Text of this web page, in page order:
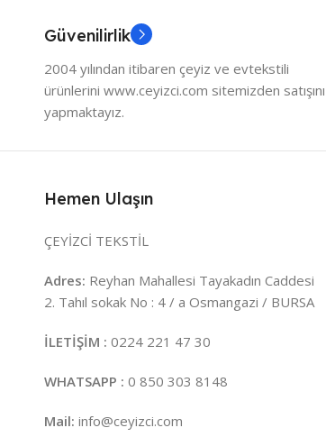
Güvenilirlik
2004 yılından itibaren çeyiz ve evtekstili
ürünlerini www.ceyizci.com sitemizden satışını
yapmaktayız.
Hemen Ulaşın
ÇEYİZCİ TEKSTİL
Adres: Reyhan Mahallesi Tayakadın Caddesi
2. Tahıl sokak No : 4 / a Osmangazi / BURSA
İLETİŞİM : 0224 221 47 30
WHATSAPP : 0 850 303 8148
Mail: info@ceyizci.com